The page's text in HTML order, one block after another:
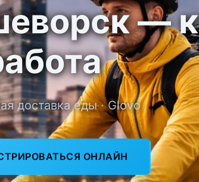
—
доставка еды · Glovo
ОНЛАЙН